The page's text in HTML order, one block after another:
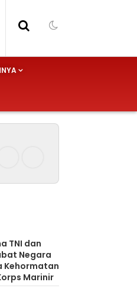
TNI dan
Negara
Kehormatan
Marinir